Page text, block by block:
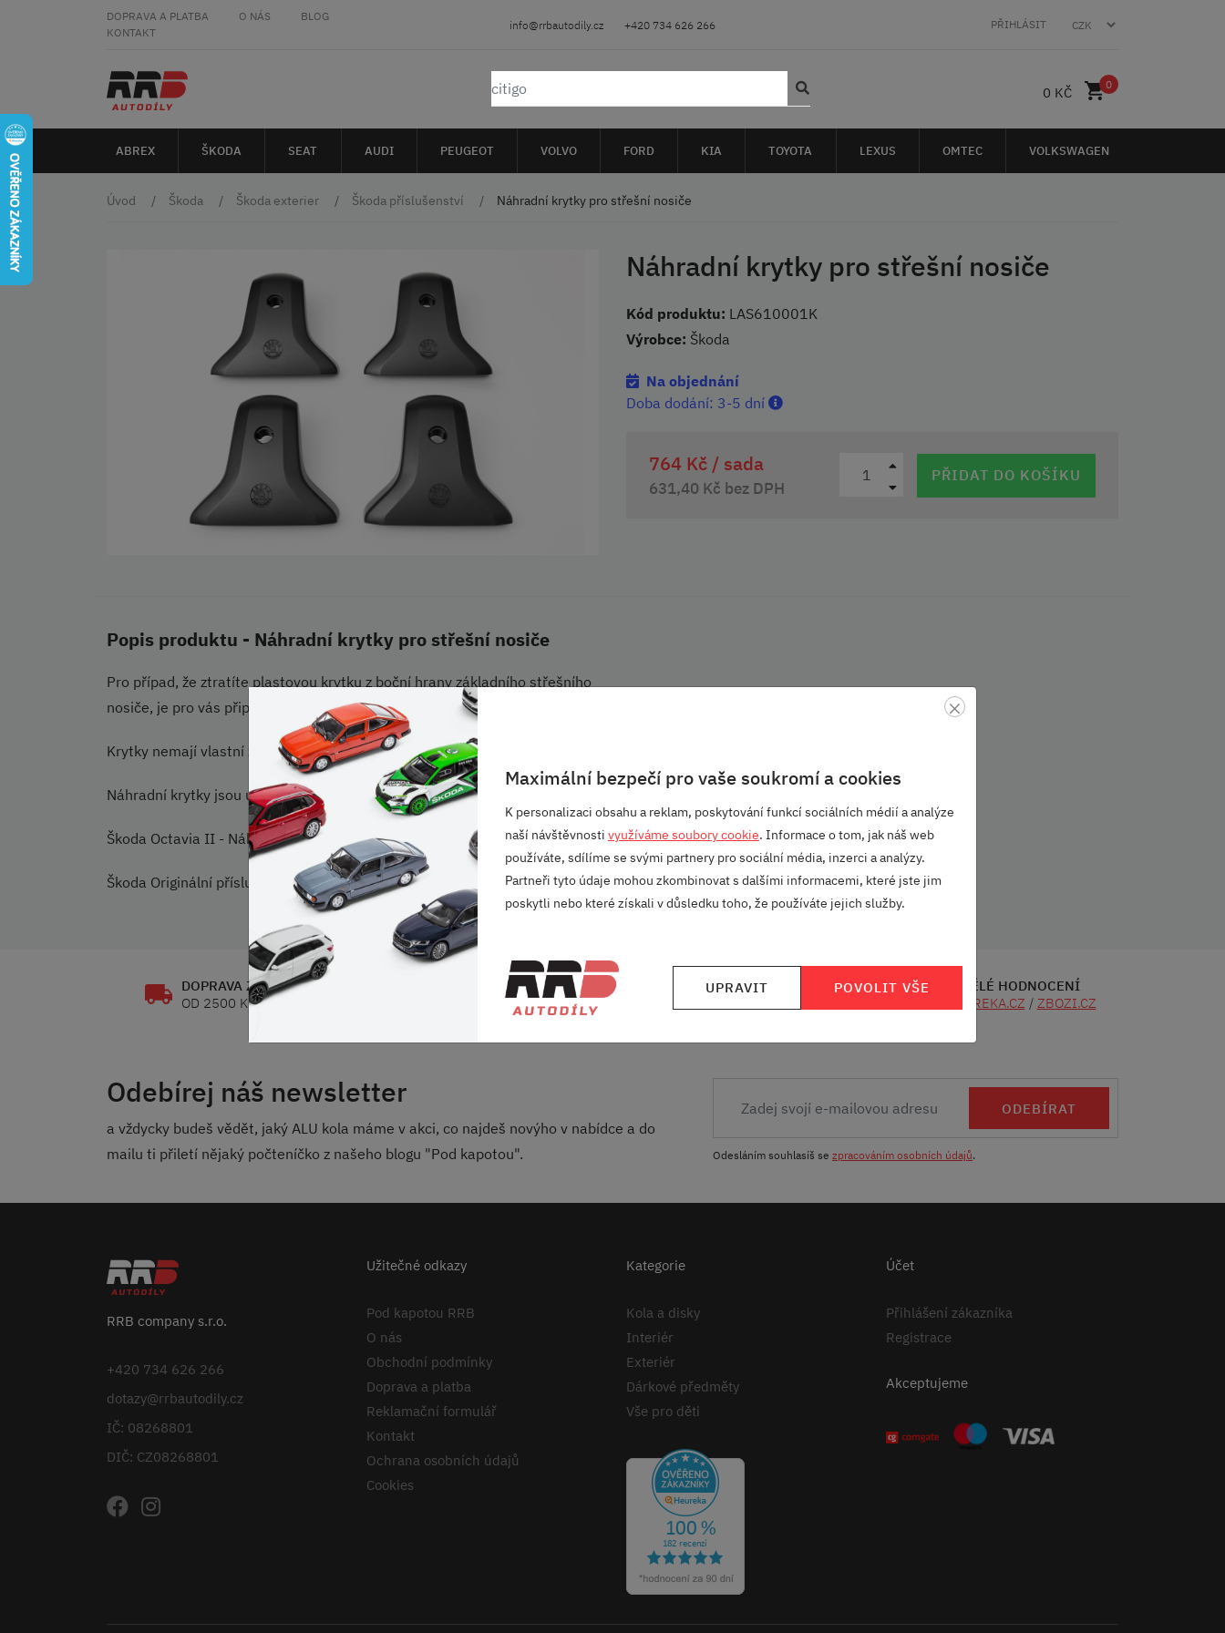
DOPRAVA A PLATBA O NÁS
BLOG
KONTAKT
info@rrbautodily.cz +420 734 626 266 PŘIHLÁSIT
0 KČ 0
ABREX ŠKODA SEAT AUDI PEUGEOT VOLVO FORD KIA TOYOTA LEXUS OMTEC VOLKSWAGEN
Úvod Škoda Škoda exterier Škoda příslušenství Náhradní krytky pro střešní nosiče
Náhradní krytky pro střešní nosiče
Kód produktu: LAS610001K
Výrobce: Škoda
Na objednání
Doba dodání: 3-5 dní
764 Kč / sada
631,40 Kč bez DPH
PŘIDAT DO KOŠÍKU
Popis produktu - Náhradní krytky pro střešní nosiče
Pro případ, že ztratíte plastovou krytku z boční hrany základního střešního
nosiče, je pro vás připravena náhradní sada 4 kusů.
Krytky nemají vlastní zámek, nýbrž jsou opatřeny páčkou.
Náhradní krytky jsou určeny pro nosič LAS610001B.
Škoda Octavia II - Náhradní krytky pro střešní nosiče
Škoda Originální příslušenství
DOPRAVA ZDARMA
OD 2500 KČ
VELKÝ VÝBĚR
ZNAČEK
RODINNÁ FIRMA
SKVĚLÉ HODNOCENÍ
HEUREKA.CZ / ZBOZI.CZ
Odebírej náš newsletter
a vždycky budeš vědět, jaký ALU kola máme v akci, co najdeš novýho v nabídce a do
mailu ti přiletí nějaký počteníčko z našeho blogu "Pod kapotou".
ODEBÍRAT
Odesláním souhlasíš se zpracováním osobních údajů.
RRB company s.r.o.
+420 734 626 266
dotazy@rrbautodily.cz
IČ: 08268801
DIČ: CZ08268801
Užitečné odkazy
Pod kapotou RRB
O nás
Obchodní podmínky
Doprava a platba
Reklamační formulář
Kontakt
Ochrana osobních údajů
Cookies
Kategorie
Kola a disky
Interiér
Exteriér
Dárkové předměty
Vše pro děti
Účet
Přihlášení zákazníka
Registrace
Akceptujeme
×
Maximální bezpečí pro vaše soukromí a cookies
K personalizaci obsahu a reklam, poskytování funkcí sociálních médií a analýze
naší návštěvnosti využíváme soubory cookie. Informace o tom, jak náš web
používáte, sdílíme se svými partnery pro sociální média, inzerci a analýzy.
Partneři tyto údaje mohou zkombinovat s dalšími informacemi, které jste jim
poskytli nebo které získali v důsledku toho, že používáte jejich služby.
UPRAVIT POVOLIT VŠE